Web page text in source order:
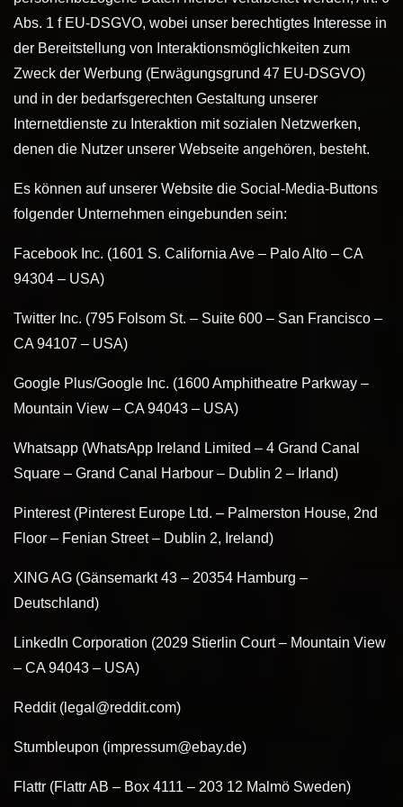
Abs. 1 f EU-DSGVO, wobei unser berechtigtes Interesse in
der Bereitstellung von Interaktionsmöglichkeiten zum
Zweck der Werbung (Erwägungsgrund 47 EU-DSGVO)
und in der bedarfsgerechten Gestaltung unserer
Internetdienste zu Interaktion mit sozialen Netzwerken,
denen die Nutzer unserer Webseite angehören, besteht.
Es können auf unserer Website die Social-Media-Buttons
folgender Unternehmen eingebunden sein:
Facebook Inc. (1601 S. California Ave – Palo Alto – CA
94304 – USA)
Twitter Inc. (795 Folsom St. – Suite 600 – San Francisco –
CA 94107 – USA)
Google Plus/Google Inc. (1600 Amphitheatre Parkway –
Mountain View – CA 94043 – USA)
Whatsapp (WhatsApp Ireland Limited – 4 Grand Canal
Square – Grand Canal Harbour – Dublin 2 – Irland)
Pinterest (Pinterest Europe Ltd. – Palmerston House, 2nd
Floor – Fenian Street – Dublin 2, Ireland)
XING AG (Gänsemarkt 43 – 20354 Hamburg –
Deutschland)
LinkedIn Corporation (2029 Stierlin Court – Mountain View
– CA 94043 – USA)
Reddit (legal@reddit.com)
Stumbleupon (impressum@ebay.de)
Flattr (Flattr AB – Box 4111 – 203 12 Malmö Sweden)